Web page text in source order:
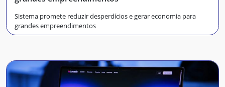
Sistema promete reduzir desperdícios e gerar economia para
grandes empreendimentos